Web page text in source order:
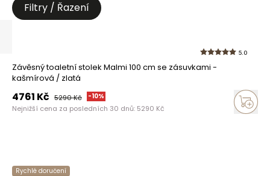
Filtry / Řazení
5.0
Závěsný toaletní stolek Malmi 100 cm se zásuvkami -
kašmírová / zlatá
4761 Kč 5290Kč -10%
Nejnižší cena za posledních 30 dnů: 5290 Kč
Rychlé doručení